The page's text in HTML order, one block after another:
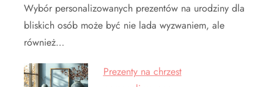
Wybór personalizowanych prezentów na urodziny dla
bliskich osób może być nie lada wyzwaniem, ale
również…
Prezenty na chrzest